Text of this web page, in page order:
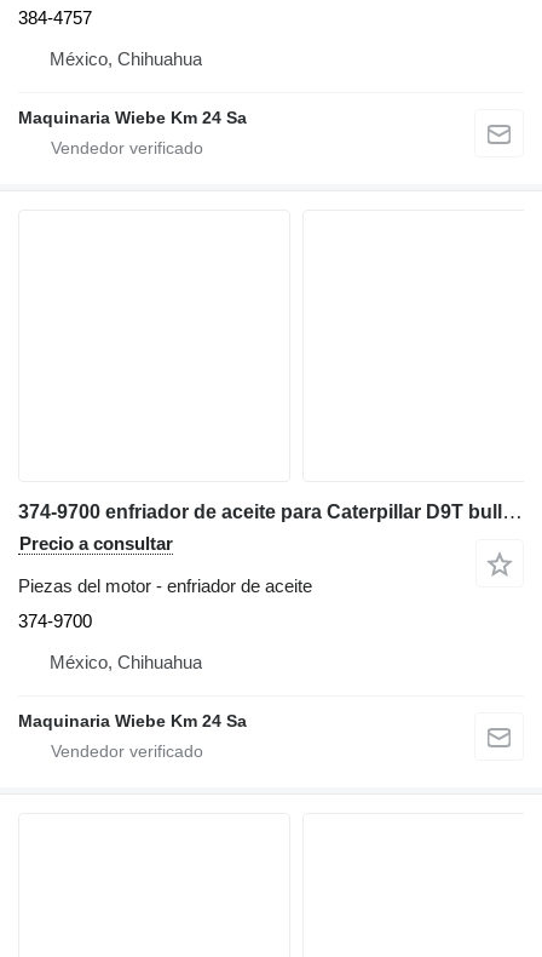
384-4757
México, Chihuahua
Maquinaria Wiebe Km 24 Sa
374-9700 enfriador de aceite para Caterpillar D9T bulldozer
Precio a consultar
Piezas del motor - enfriador de aceite
374-9700
México, Chihuahua
Maquinaria Wiebe Km 24 Sa